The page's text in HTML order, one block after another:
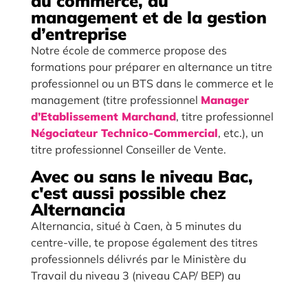
management et de la gestion
d’entreprise
Notre école de commerce propose des
formations pour préparer en alternance un titre
professionnel ou un BTS dans le commerce et le
management (titre professionnel Manager
d’Etablissement Marchand, titre professionnel
Négociateur Technico-Commercial, etc.), un
titre professionnel Conseiller de Vente.
Avec ou sans le niveau Bac,
c'est aussi possible chez
Alternancia
Alternancia, situé à Caen, à 5 minutes du
centre-ville, te propose également des titres
professionnels délivrés par le Ministère du
Travail du niveau 3 (niveau CAP/ BEP) au